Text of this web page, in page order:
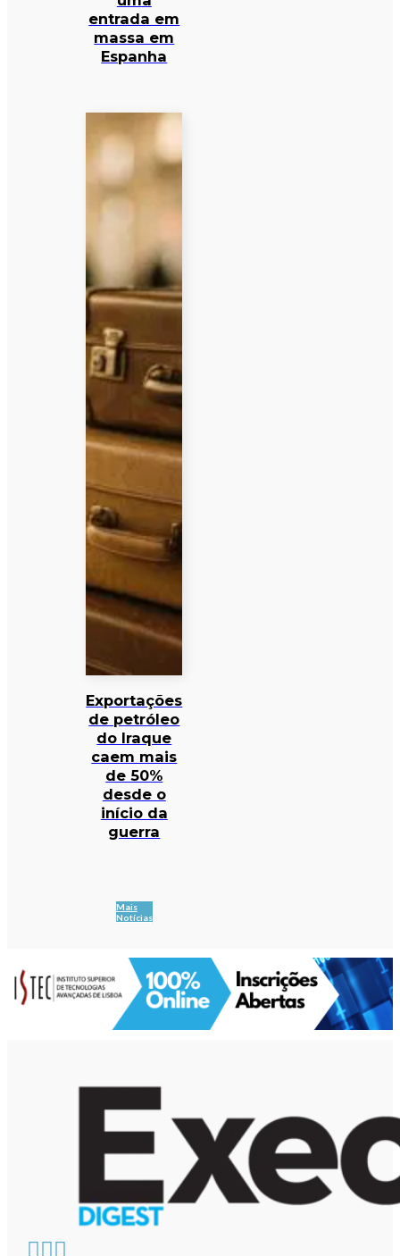
entrada em
massa em
Espanha
Exportações
de petróleo
do Iraque
caem mais
de 50%
desde o
início da
guerra
Mais
Notícias